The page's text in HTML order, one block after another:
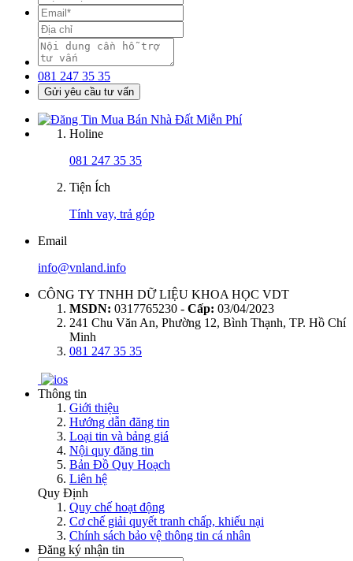
081 247 35 35
Gửi yêu cầu tư vấn
Holine
081 247 35 35
Tiện Ích
Tính vay, trả góp
Email
info@vnland.info
CÔNG TY TNHH DỮ LIỆU KHOA HỌC VDT
MSDN: 0317765230 - Cấp: 03/04/2023
241 Chu Văn An, Phường 12, Bình Thạnh, TP. Hồ Chí
Minh
081 247 35 35
Thông tin
Giới thiệu
Hướng dẫn đăng tin
Loại tin và bảng giá
Nội quy đăng tin
Bản Đồ Quy Hoạch
Liên hệ
Quy Định
Quy chế hoạt động
Cơ chế giải quyết tranh chấp, khiếu nại
Chính sách bảo vệ thông tin cá nhân
Đăng ký nhận tin